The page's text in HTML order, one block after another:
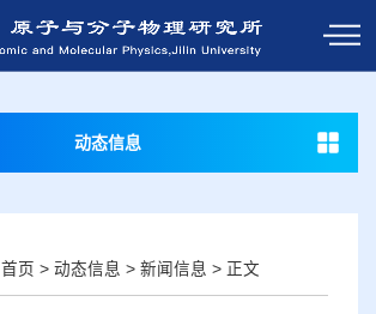
动态信息
首页 > 动态信息 > 新闻信息 > 正文